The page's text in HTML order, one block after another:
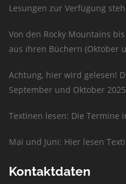
Lesungen zur Verfügung
Von den Rocky Mountains
aus ihren Büchern (Oktober
Achtung, hier wird gelesen!
September und Oktober 2025
Textinen lesen: Die Termine
Mai und Juni: Hier lesen
Kontaktdaten